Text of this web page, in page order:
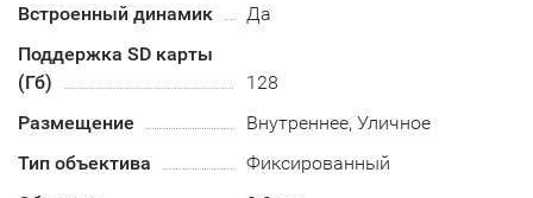
Встроенный динамик
Да
Поддержка SD карты
(Гб)
128
Размещение
Внутреннее, Уличное
Тип объектива
Фиксированный